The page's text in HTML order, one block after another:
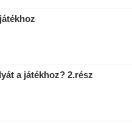
a játékhoz? 2.rész